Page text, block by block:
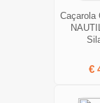
Caçarola
€